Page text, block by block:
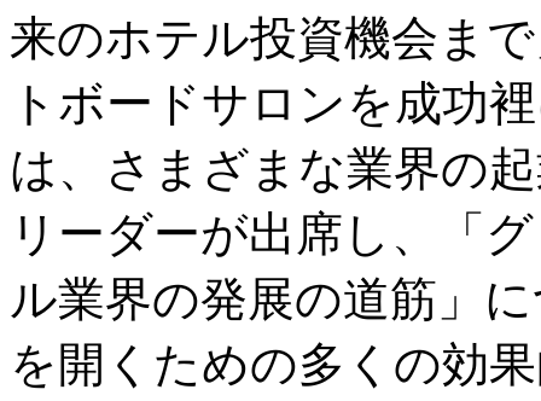
来のホテル投資機会ま
トボードサロンを成功
は、さまざまな業界の
リーダーが出席し、「
ル業界の発展の道筋」
を開くための多くの効